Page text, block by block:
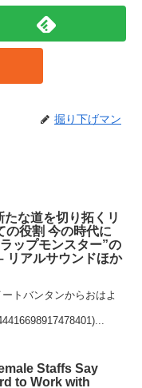
掘り下げマン
たな道を切り拓くリ
の役割 今の時代に
ップモンスター”の
リアルサウンドほか
トバンタンからおはよ
Staffs Say
to Work with